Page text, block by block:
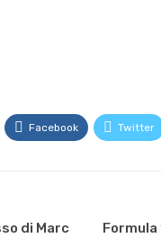
Facebook Twitter
di Marc
Formula